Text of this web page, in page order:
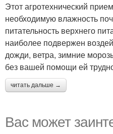
Этот агротехнический
необходимую влажность
питательность верхнего
наиболее подвержен
дожди, ветра, зимние
без вашей помощи ей
читать дальше →
Вас может